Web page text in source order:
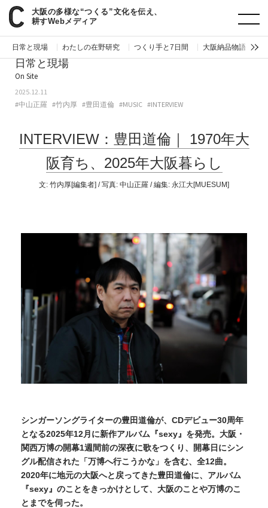
大阪の多様な“つくる”文化を伝え、
耕すWebメディア
日常と現場 わたしの在野研究 つくり手と7日間 大阪納品物語
paperC 日常と現場
日常と現場
On Site
2025.12.11
#中山正羅 #竹内厚 #豊田道倫 #MUSIC #INTERVIEW
INTERVIEW：豊田道倫｜
1970年大
阪育ち、2025年大阪暮らし
文: 竹内厚[編集者] / 写真: 中山正羅 / 編集: 永江大[MUESUM]
シンガーソングライターの豊田道倫が、CDデビュー30周年
となる2025年12月に新作アルバム『sexy』を発売。大阪・
関西万博の開幕1週間前の深夜に歌をつくり、開幕日にシン
グル配信された「万博へ行こうかな」を含む、全12曲。
2020年に地元の大阪へと戻ってきた豊田道倫に、アルバム
『sexy』のことをきっかけとして、大阪のことや万博のこ
とまでを伺った。